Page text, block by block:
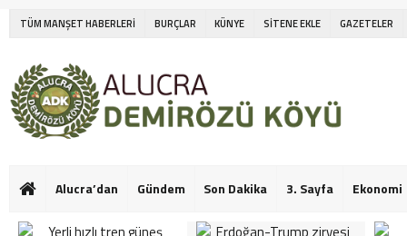
TÜM MANŞET HABERLERİ BURÇLAR KÜNYE SİTENE EKLE GAZETELER
Alucra’dan Gündem Son Dakika 3. Sayfa Ekonomi